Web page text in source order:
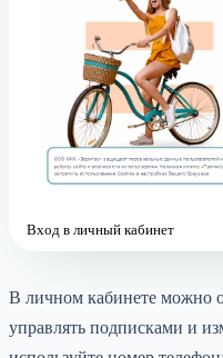
Вход в личный кабинет
В личном кабинете можно
управлять подписками и